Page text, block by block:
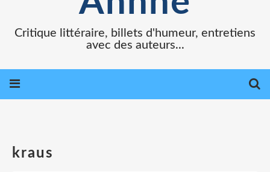
Critique littéraire, billets d'humeur, entretiens
avec des auteurs...
kraus